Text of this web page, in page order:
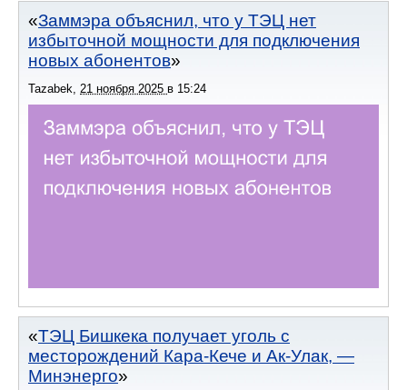
Заммэра объяснил, что у ТЭЦ нет
избыточной мощности для подключения
новых абонентов
Tazabek 21 ноября 2025 в 15:24
ТЭЦ Бишкека получает уголь с
месторождений Кара-Кече и Ак-Улак, —
Минэнерго